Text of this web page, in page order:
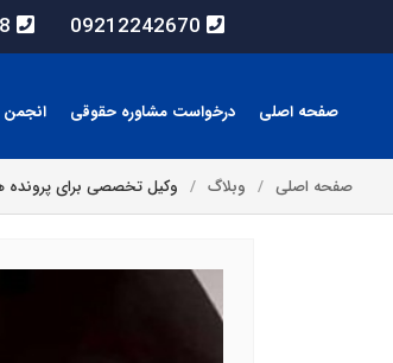
09212242670
صفحه اصلی درخواست مشاوره حقوقی
صفحه اصلی وبلاگ وکیل تخصصی برای پرونده